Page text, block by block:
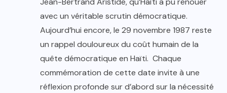
avec un véritable scrutin démocratique.
Aujourd’hui encore, le 29 novembre 1987 reste
un rappel douloureux du coût humain de la
quête démocratique en Haïti. Chaque
commémoration de cette date invite à une
réflexion profonde sur d’abord sur la nécessité